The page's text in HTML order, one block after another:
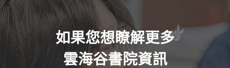
如果您想瞭解更多
雲海谷書院資訊